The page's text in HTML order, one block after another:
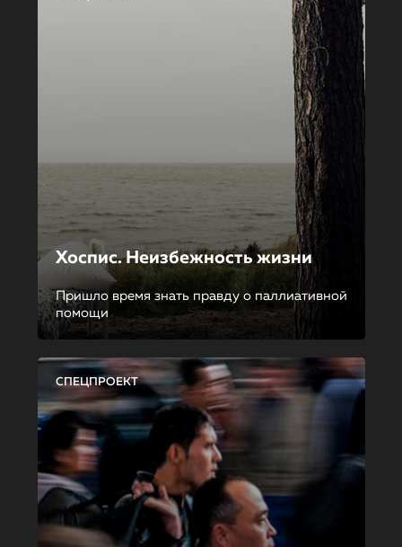
Хоспис. Неизбежность жизни
Пришло время знать правду о паллиативной
помощи
СПЕЦПРОЕКТ